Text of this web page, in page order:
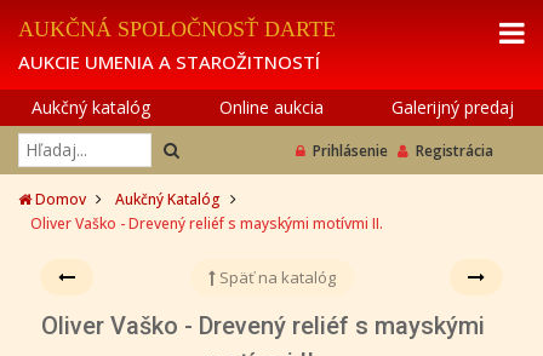
AUKČNÁ SPOLOČNOSŤ DARTE
AUKCIE UMENIA A STAROŽITNOSTÍ
Aukčný katalóg Online aukcia Galerijný predaj
Prihlásenie Registrácia
Domov
Aukčný Katalóg
Oliver Vaško - Drevený reliéf s mayskými motívmi II.
Späť na katalóg
Oliver Vaško - Drevený reliéf s mayskými